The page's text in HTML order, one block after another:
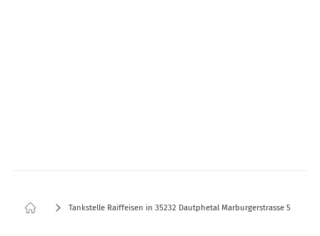
Tankstelle Raiffeisen in 35232 Dautphetal Marburgerstrasse 5